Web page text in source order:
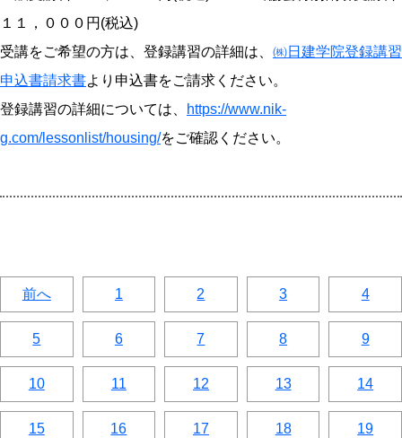
１１，０００円(税込)
受講をご希望の方は、登録講習の詳細は、 ㈱日建学院登録講習
申込書請求書より申込書をご請求ください。
登録講習の詳細については、
https://www.nik-
g.com/lessonlist/housing/をご確認ください。
前へ 1 2 3 4
5 6 7 8 9
10 11 12 13 14
15 16 17 18 19